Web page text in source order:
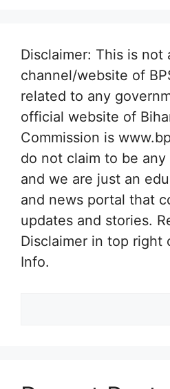
Disclaimer: This is not
channel/website of
related to any
official website of
Commission is
do not claim to be
and we are just an
and news portal that
updates and stories.
Disclaimer in top right
Info.